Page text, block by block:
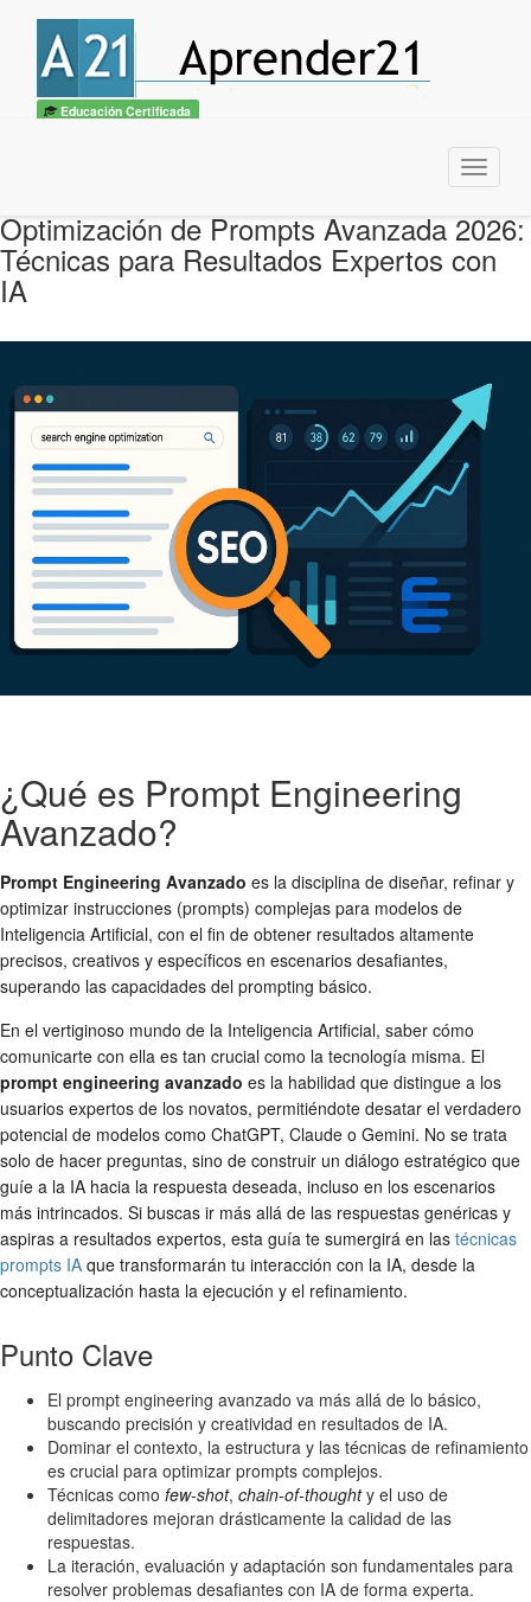
Educación Certificada
Menu
Optimización de Prompts Avanzada 2026:
Técnicas para Resultados Expertos con
IA
¿Qué es Prompt Engineering
Avanzado?
Prompt Engineering Avanzado es la disciplina de diseñar, refinar y
optimizar instrucciones (prompts) complejas para modelos de
Inteligencia Artificial, con el fin de obtener resultados altamente
precisos, creativos y específicos en escenarios desafiantes,
superando las capacidades del prompting básico.
En el vertiginoso mundo de la Inteligencia Artificial, saber cómo
comunicarte con ella es tan crucial como la tecnología misma. El
prompt engineering avanzado es la habilidad que distingue a los
usuarios expertos de los novatos, permitiéndote desatar el verdadero
potencial de modelos como ChatGPT, Claude o Gemini. No se trata
solo de hacer preguntas, sino de construir un diálogo estratégico que
guíe a la IA hacia la respuesta deseada, incluso en los escenarios
más intrincados. Si buscas ir más allá de las respuestas genéricas y
aspiras a resultados expertos, esta guía te sumergirá en las técnicas
prompts IA que transformarán tu interacción con la IA, desde la
conceptualización hasta la ejecución y el refinamiento.
Punto Clave
El prompt engineering avanzado va más allá de lo básico,
buscando precisión y creatividad en resultados de IA.
Dominar el contexto, la estructura y las técnicas de refinamiento
es crucial para optimizar prompts complejos.
Técnicas como few-shot, chain-of-thoughty el uso de
delimitadores mejoran drásticamente la calidad de las
respuestas.
La iteración, evaluación y adaptación son fundamentales para
resolver problemas desafiantes con IA de forma experta.